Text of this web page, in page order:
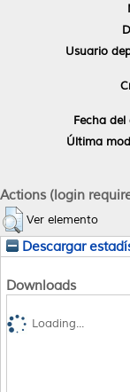
Usuario
Fecha
Última
Actions (login
Ver elemento
Descargar
Downloads
Loading...